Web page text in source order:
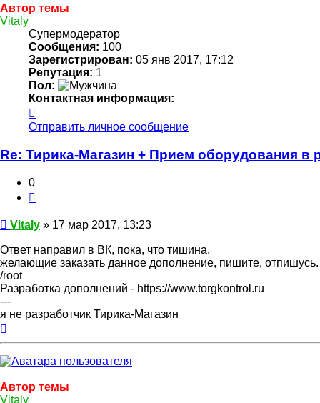
Автор темы
Vitaly
Супермодератор
Сообщения: 100
Зарегистрирован: 05 янв 2017, 17:12
Репутация: 1
Пол:
Контактная информация:
информация
пользователя
Vitaly
Отправить личное сообщение
Re: Тирика-Магазин + Прием оборудования в
0
Сообщение
Vitaly » 17 мар 2017, 13:23
Ответ направил в ВК, пока, что тишина.
желающие заказать данное дополнение, пишите, отпишусь.
/root
Разработка дополнений - https://www.torgkontrol.ru
---
я не разработчик Тирика-Магазин
Автор темы
Vitaly